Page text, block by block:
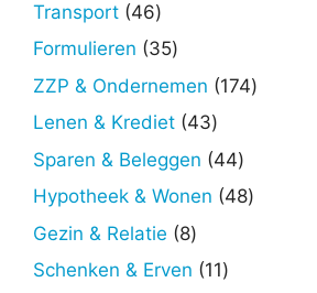
Transport 4646
producten
Formulieren 3535
producten
ZZP & Ondernemen 174174
Lenen & Krediet 4343
producten
Sparen & Beleggen 4444
producten
Hypotheek & Wonen 4848
Gezin & Relatie 88
producten
Schenken & Erven 1111